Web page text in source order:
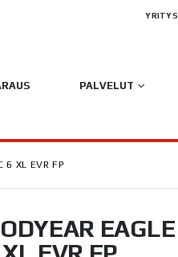
YRITYS
PALVELUT
6 XL EVR FP
EAGLE